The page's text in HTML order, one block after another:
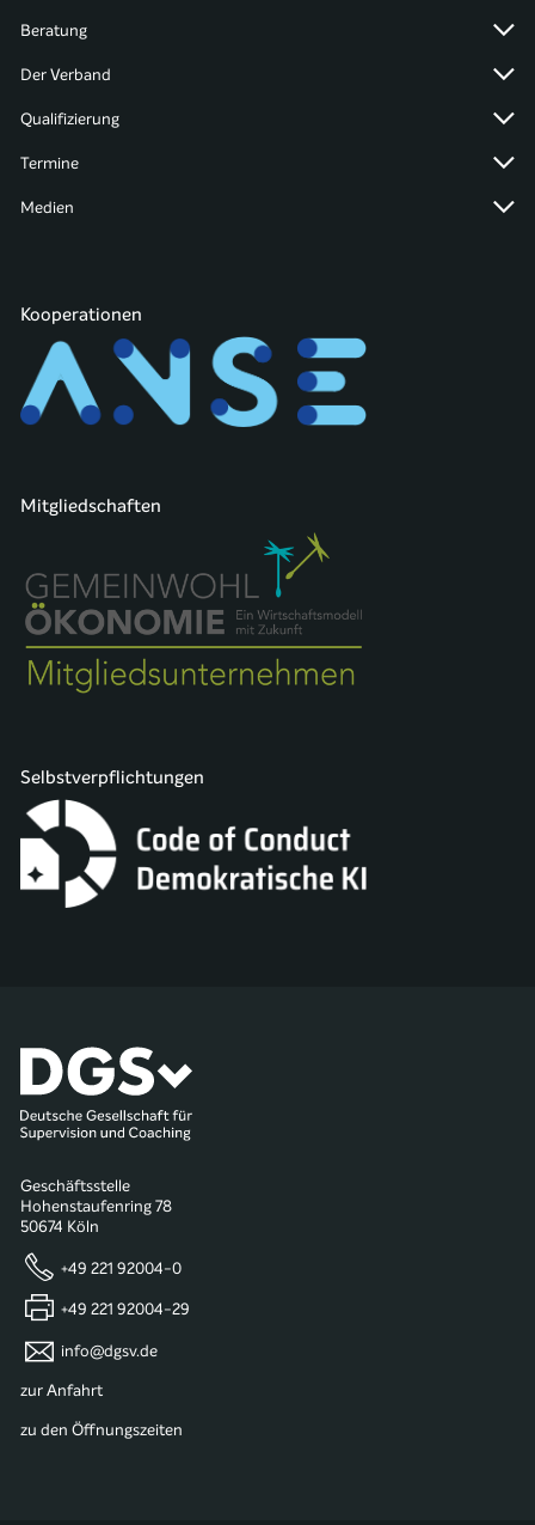
Beratung
Der Verband
Qualifizierung
Termine
Medien
Kooperationen
Mitgliedschaften
Selbstverpflichtungen
Geschäftsstelle
Hohenstaufenring 78
50674 Köln
+49 221 92004-0
+49 221 92004-29
info@dgsv.de
zur Anfahrt
zu den Öffnungszeiten